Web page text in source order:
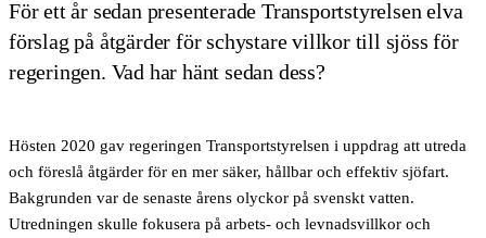
För ett år sedan presenterade Transportstyrelsen elva
förslag på åtgärder för schystare villkor till sjöss för
regeringen. Vad har hänt sedan dess?
Hösten 2020 gav regeringen Transportstyrelsen i uppdrag att utreda
och föreslå åtgärder för en mer säker, hållbar och effektiv sjöfart.
Bakgrunden var de senaste årens olyckor på svenskt vatten.
Utredningen skulle fokusera på arbets- och levnadsvillkor och